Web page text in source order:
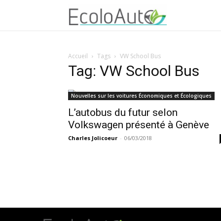
Accueil Tags VW School Bus
Tag: VW School Bus
Nouvelles sur les voitures Économiques et Écologiques
L’autobus du futur selon
Volkswagen présenté à Genève
Charles Jolicoeur - 06/03/2018